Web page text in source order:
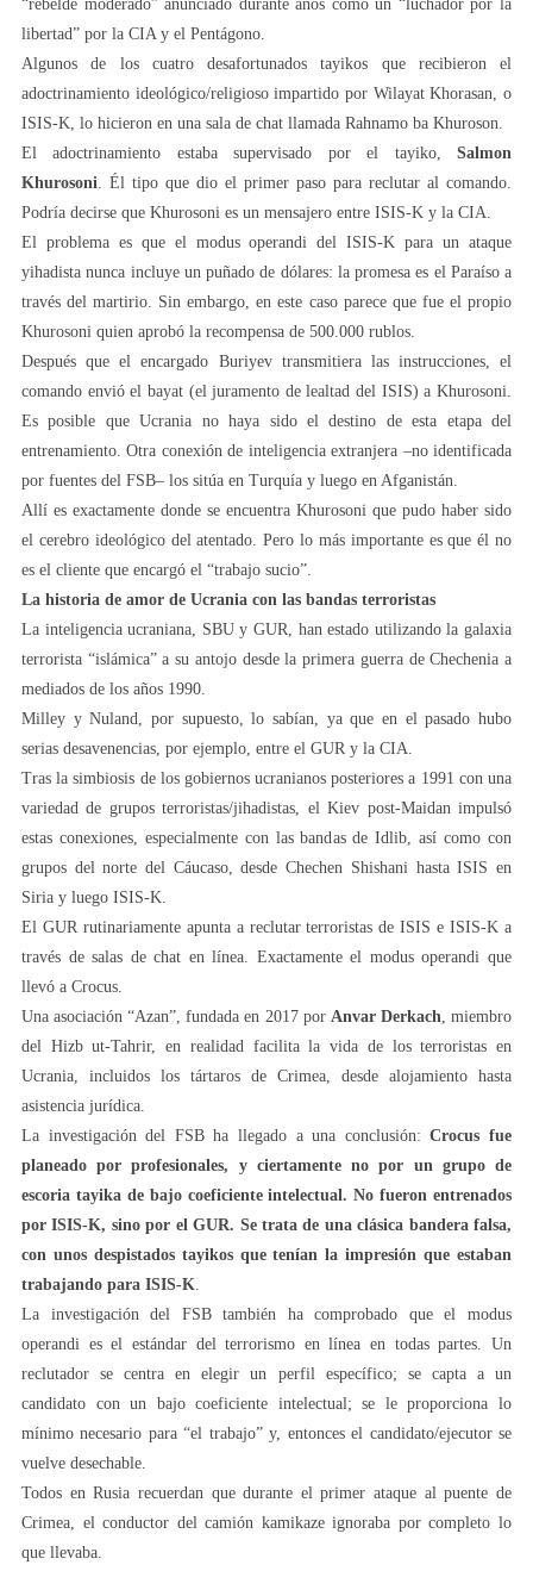
“rebelde moderado” anunciado durante años como un “luchador por la
libertad” por la CIA y el Pentágono.
Algunos de los cuatro desafortunados tayikos que recibieron el
adoctrinamiento ideológico/religioso impartido por Wilayat Khorasan, o
ISIS-K, lo hicieron en una sala de chat llamada Rahnamo ba Khuroson.
El adoctrinamiento estaba supervisado por el tayiko, Salmon
Khurosoni . Él tipo que dio el primer paso para reclutar al comando.
Podría decirse que Khurosoni es un mensajero entre ISIS-K y la CIA.
El problema es que el modus operandi del ISIS-K para un ataque
yihadista nunca incluye un puñado de dólares: la promesa es el Paraíso a
través del martirio. Sin embargo, en este caso parece que fue el propio
Khurosoni quien aprobó la recompensa de 500.000 rublos.
Después que el encargado Buriyev transmitiera las instrucciones, el
comando envió el bayat (el juramento de lealtad del ISIS) a Khurosoni.
Es posible que Ucrania no haya sido el destino de esta etapa del
entrenamiento. Otra conexión de inteligencia extranjera –no identificada
por fuentes del FSB– los sitúa en Turquía y luego en Afganistán.
Allí es exactamente donde se encuentra Khurosoni que pudo haber sido
el cerebro ideológico del atentado. Pero lo más importante es que él no
es el cliente que encargó el “trabajo sucio”.
La historia de amor de Ucrania con las bandas terroristas
La inteligencia ucraniana, SBU y GUR, han estado utilizando la galaxia
terrorista “islámica” a su antojo desde la primera guerra de Chechenia a
mediados de los años 1990.
Milley y Nuland, por supuesto, lo sabían, ya que en el pasado hubo
serias desavenencias, por ejemplo, entre el GUR y la CIA.
Tras la simbiosis de los gobiernos ucranianos posteriores a 1991 con una
variedad de grupos terroristas/jihadistas, el Kiev post-Maidan impulsó
estas conexiones, especialmente con las bandas de Idlib, así como con
grupos del norte del Cáucaso, desde Chechen Shishani hasta ISIS en
Siria y luego ISIS-K.
El GUR rutinariamente apunta a reclutar terroristas de ISIS e ISIS-K a
través de salas de chat en línea. Exactamente el modus operandi que
llevó a Crocus.
Una asociación “Azan”, fundada en 2017 por Anvar Derkach , miembro
del Hizb ut-Tahrir, en realidad facilita la vida de los terroristas en
Ucrania, incluidos los tártaros de Crimea, desde alojamiento hasta
asistencia jurídica.
La investigación del FSB ha llegado a una conclusión:Crocus fue
planeado por profesionales, y ciertamente no por un grupo de
escoria tayika de bajo coeficiente intelectual. No fueron entrenados
por ISIS-K, sino por el GUR. Se trata de una clásica bandera falsa,
con unos despistados tayikos que tenían la impresión que estaban
trabajando para ISIS-K
La investigación del FSB también ha comprobado que el modus
operandi es el estándar del terrorismo en línea en todas partes. Un
reclutador se centra en elegir un perfil específico; se capta a un
candidato con un bajo coeficiente intelectual; se le proporciona lo
mínimo necesario para “el trabajo” y, entonces el candidato/ejecutor se
vuelve desechable.
Todos en Rusia recuerdan que durante el primer ataque al puente de
Crimea, el conductor del camión kamikaze ignoraba por completo lo
que llevaba.